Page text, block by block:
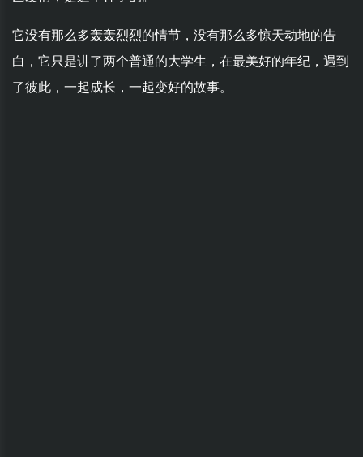
它没有那么多轰轰烈烈的情节，没有那么多惊天动地的告
白，它只是讲了两个普通的大学生，在最美好的年纪，遇到
了彼此，一起成长，一起变好的故事。